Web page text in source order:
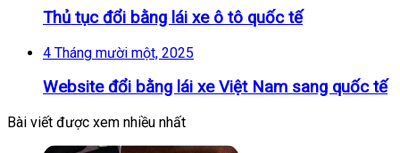
Thủ tục đổi bằng lái xe ô tô quốc tế
4 Tháng mười một, 2025
Website đổi bằng lái xe Việt Nam sang quốc tế
Bài viết được xem nhiều nhất